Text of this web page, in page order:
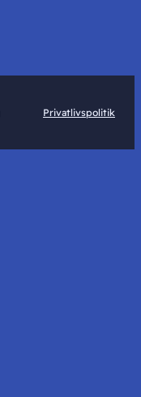
Privatlivspolitik